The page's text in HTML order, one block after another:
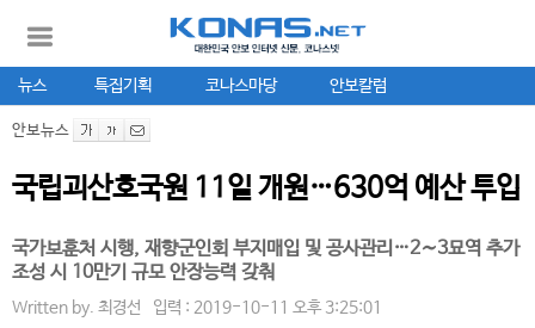
뉴스 특집기획 코나스마당 안보칼럼
안보뉴스
국립괴산호국원 11일 개원…630억 예산 투입
국가보훈처 시행, 재향군인회 부지매입 및 공사관리…2∼3묘역 추가
조성 시 10만기 규모 안장능력 갖춰
Written by. 최경선 입력 : 2019-10-11 오후 3:25:01